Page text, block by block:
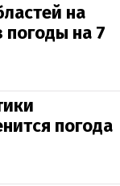
на
на 7
погода